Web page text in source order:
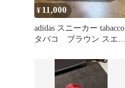
¥ 11,000
adidas スニーカー tabacco
タバコ ブラウン スエー